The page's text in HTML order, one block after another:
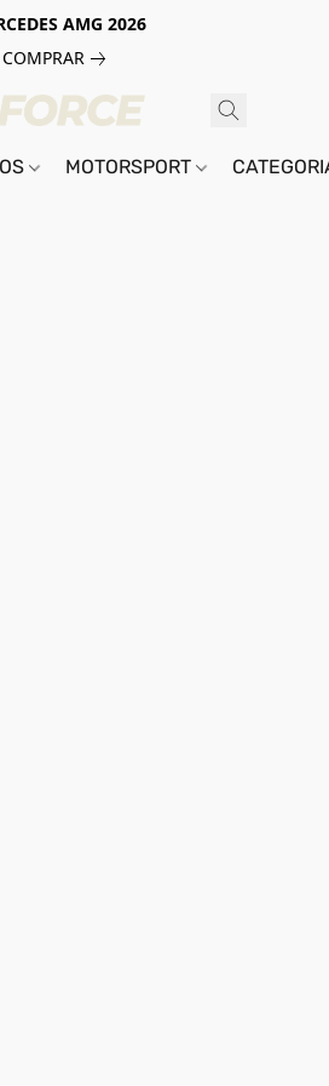
AMG 2026
COMPRAR
MOTORSPORT